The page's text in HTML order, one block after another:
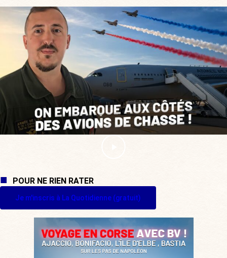
POUR NE RIEN RATER
Je m'inscris à La Quotidienne (gratuit)